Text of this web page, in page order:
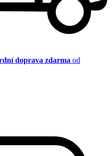
doprava zdarma od